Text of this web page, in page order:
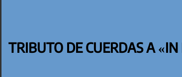
TRIBUTO DE CUERDAS A